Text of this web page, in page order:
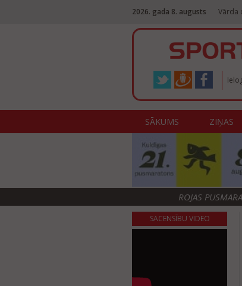
2026. gada 8. augusts Vārda
SĀKUMS ZIŅAS
ROJAS
SACENSĪBU VIDEO